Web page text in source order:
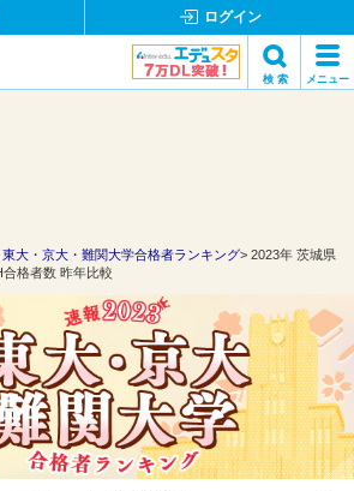
ログイン
検 索 メニュー
東大・京大・難関大学合格者ランキング
2023年 茨城県
格者数 昨年比較